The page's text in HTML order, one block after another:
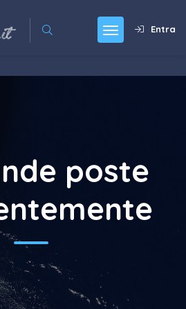
Entra
poste